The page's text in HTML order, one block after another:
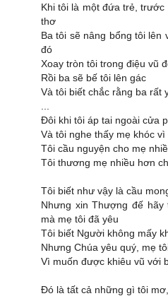
Khi tôi là một đứa trẻ,
thơ
Ba tôi sẽ nâng bổng tôi lên
đó
Xoay tròn tôi trong điệu vũ
Rồi ba sẽ bế tôi lên gác
Và tôi biết chắc rằng ba rất
...
Đôi khi tôi áp tai ngoài cửa
Và tôi nghe thấy mẹ khóc
Tôi cầu nguyện cho mẹ
Tôi thương mẹ nhiều hơn
Tôi biết như vậy là cầu
Nhưng xin Thượng đế
mà mẹ tôi đã yêu
Tôi biết Người không mấy
Nhưng Chúa yêu quý, mẹ
Vì muốn được khiêu vũ với
Đó là tất cả những gì tôi